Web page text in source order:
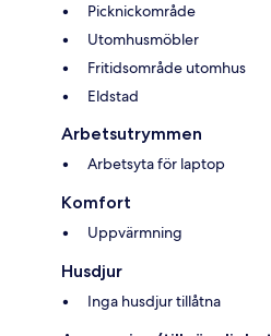
Picknickområde
Utomhusmöbler
Fritidsområde utomhus
Eldstad
Arbetsutrymmen
Arbetsyta för laptop
Komfort
Uppvärmning
Husdjur
Inga husdjur tillåtna